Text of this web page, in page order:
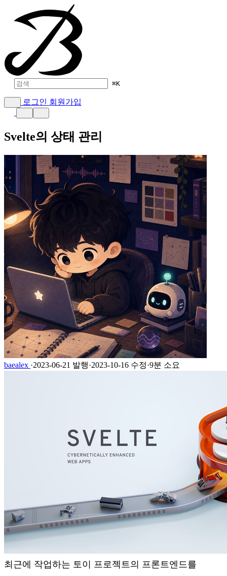
⌘K
로그인 회원가입
Svelte의 상태 관리
baealex ·2023-06-21 발행·2023-10-16 수정·9분 소요
최근에 작업하는 토이 프로젝트의 프론트엔드를